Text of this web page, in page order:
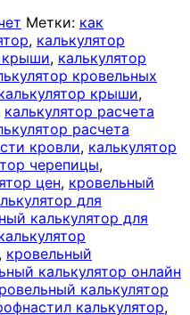
Метки: как
, калькулятор
крыши, калькулятор
кровельных
крыши,
калькулятор расчета
расчета
кровли, калькулятор
черепицы,
цен, кровельный
для
калькулятор для
кровельный
калькулятор онлайн
калькулятор
калькулятор,